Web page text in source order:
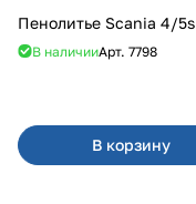
Пенолитье Scania 4/5s
В наличииАрт. 7798
В корзину